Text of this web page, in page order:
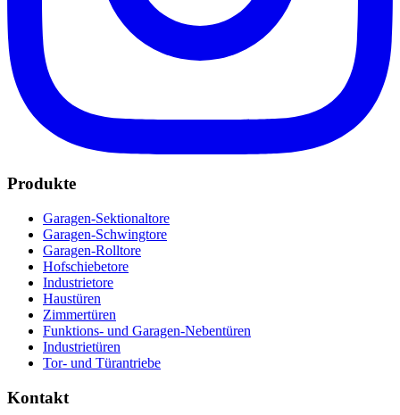
Produkte
Garagen-Sektionaltore
Garagen-Schwingtore
Garagen-Rolltore
Hofschiebetore
Industrietore
Haustüren
Zimmertüren
Funktions- und Garagen-Nebentüren
Industrietüren
Tor- und Türantriebe
Kontakt